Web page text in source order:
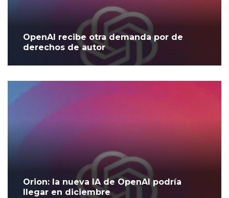
OpenAI recibe otra demanda por de
derechos de autor
Orion: la nueva IA de OpenAI podría
llegar en diciembre